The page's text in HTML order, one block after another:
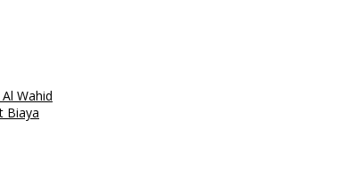
Wahid
Biaya